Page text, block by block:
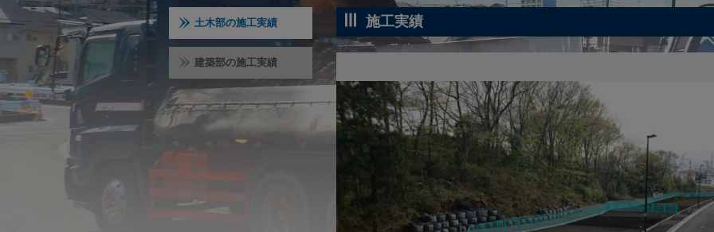
施工実績
土木部の施工実績
建築部の施工実績